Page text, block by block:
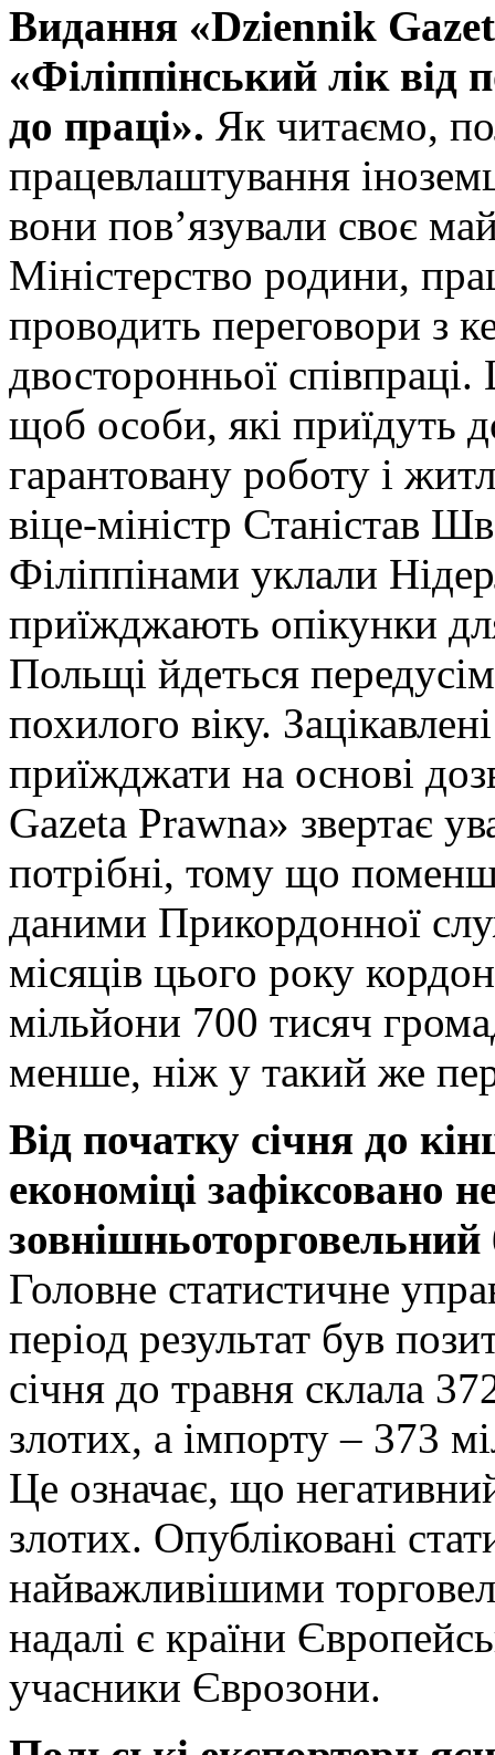
Видання «Dziennik
«Філіппінський лік від
до праці». Як читаємо,
працевлаштування
вони пов’язували своє
Міністерство родини,
проводить переговори з
двосторонньої співпраці.
щоб особи, які приїдуть
гарантовану роботу і
віце-міністр Станістав
Філіппінами уклали
приїжджають опікунки
Польщі йдеться
похилого віку.
приїжджати на основі
Gazeta Prawna» звертає
потрібні, тому що
даними Прикордонної
місяців цього року
мільйони 700 тисяч
менше, ніж у такий же
Від початку січня до
економіці зафіксовано
Головне статистичне
період результат був
січня до травня склала
злотих, а імпорту – 373
Це означає, що
злотих. Опубліковані
найважливішими
надалі є країни
учасники Єврозони.